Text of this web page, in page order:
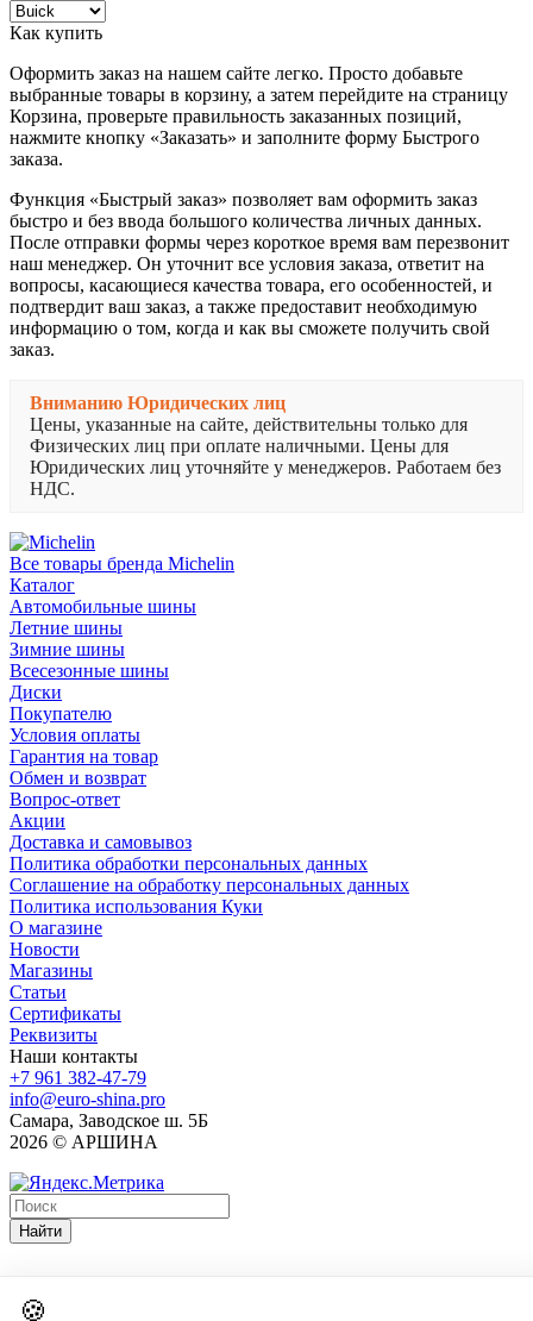
Как купить
Оформить заказ на нашем сайте легко. Просто добавьте
выбранные товары в корзину, а затем перейдите на страницу
Корзина, проверьте правильность заказанных позиций,
нажмите кнопку «Заказать» и заполните форму Быстрого
заказа.
Функция «Быстрый заказ» позволяет вам оформить заказ
быстро и без ввода большого количества личных данных.
После отправки формы через короткое время вам перезвонит
наш менеджер. Он уточнит все условия заказа, ответит на
вопросы, касающиеся качества товара, его особенностей, и
подтвердит ваш заказ, а также предоставит необходимую
информацию о том, когда и как вы сможете получить свой
заказ.
Вниманию Юридических лиц
Цены, указанные на сайте, действительны только для
Физических лиц при оплате наличными. Цены для
Юридических лиц уточняйте у менеджеров. Работаем без
НДС.
Все товары бренда Michelin
Каталог
Автомобильные шины
Летние шины
Зимние шины
Всесезонные шины
Диски
Покупателю
Условия оплаты
Гарантия на товар
Обмен и возврат
Вопрос-ответ
Акции
Доставка и самовывоз
Политика обработки персональных данных
Соглашение на обработку персональных данных
Политика использования Куки
О магазине
Новости
Магазины
Статьи
Сертификаты
Реквизиты
Наши контакты
+7 961 382-47-79
info@euro-shina.pro
Самара, Заводское ш. 5Б
2026 © АРШИНА
Найти
🍪